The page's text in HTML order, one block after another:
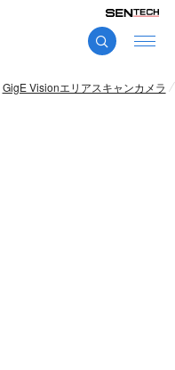
GigE Visionエリアスキャンカメラ